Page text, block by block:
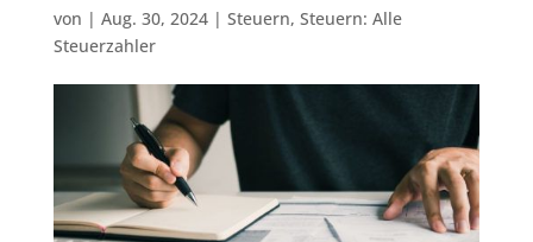
von | Aug. 30, 2024| Steuern, Steuern: Alle
Steuerzahler